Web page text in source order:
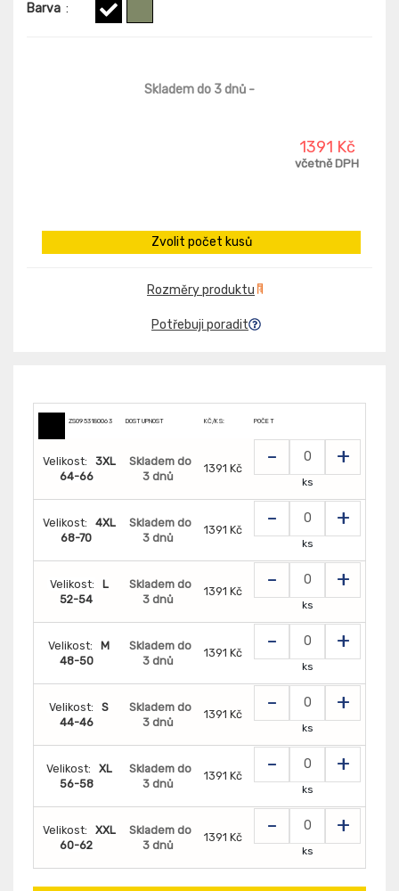
Barva :
Skladem do 3 dnů -
1391 Kč
včetně DPH
Zvolit počet kusů
Rozměry produktu
Potřebuji poradit
ZS0953180063 DOSTUPNOST KČ/KS: POČET
Velikost:
3XL
64-66
Skladem do
3 dnů
1391 Kč - +
ks
Velikost:
4XL
68-70
Skladem do
3 dnů
1391 Kč - +
ks
Velikost:
L
52-54
Skladem do
3 dnů
1391 Kč - +
ks
Velikost:
M
48-50
Skladem do
3 dnů
1391 Kč - +
ks
Velikost:
S
44-46
Skladem do
3 dnů
1391 Kč - +
ks
Velikost:
XL
56-58
Skladem do
3 dnů
1391 Kč - +
ks
Velikost:
XXL
60-62
Skladem do
3 dnů
1391 Kč - +
ks